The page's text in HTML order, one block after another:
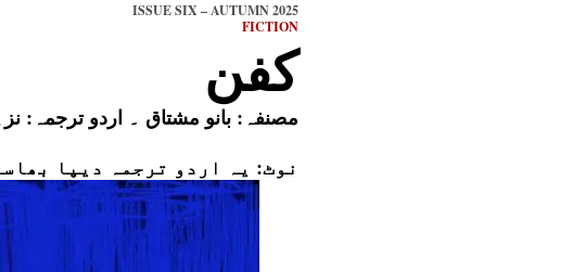
ISSUE SIX – AUTUMN 2025
FICTION
کفن
مصنفہ: بانو مشتاق ۔ اردو ترجمہ:
نوٹ: یہ اردو ترجمہ دیپا